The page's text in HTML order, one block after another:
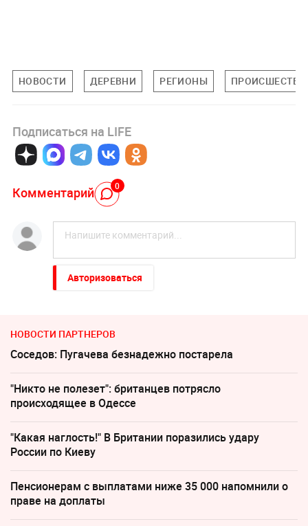
НОВОСТИ ДЕРЕВНИ РЕГИОНЫ
Подписаться на LIFE
Комментарий 0
Авторизоваться
НОВОСТИ ПАРТНЕРОВ
Соседов: Пугачева безнадежно постарела
"Никто не полезет": британцев потрясло
происходящее в Одессе
"Какая наглость!" В Британии поразились удару
России по Киеву
Пенсионерам с выплатами ниже 35 000 напомнили о
праве на доплаты